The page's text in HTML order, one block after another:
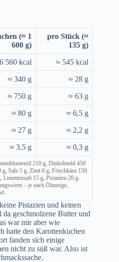
(≈ 1
600 g)
pro Stück (≈
135 g)
560 kcal ≈ 545 kcal
≈ 340 g ≈ 28 g
≈ 750 g ≈ 63 g
≈ 80 g ≈ 6,5 g
≈ 27 g ≈ 2,2 g
≈ 3,5 g ≈ 0,3 g
210 g, Dinkelmehl 450
Salz 5 g, Zimt 6 g, Frischkäse 150
15 g, Pistazien 20 g.
– je nach Ölmenge,
Pistazien und keinen
da geschmolzene Butter und
war mir aber wie
hatte den Karottenkuchen
fanden sich einige
nicht zu süß war. Also ist